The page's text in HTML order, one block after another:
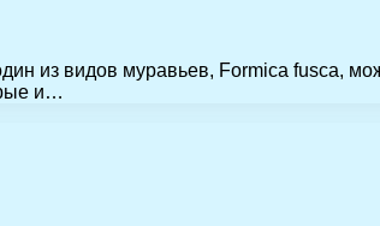
из видов муравьев, Formica fusca,
и…